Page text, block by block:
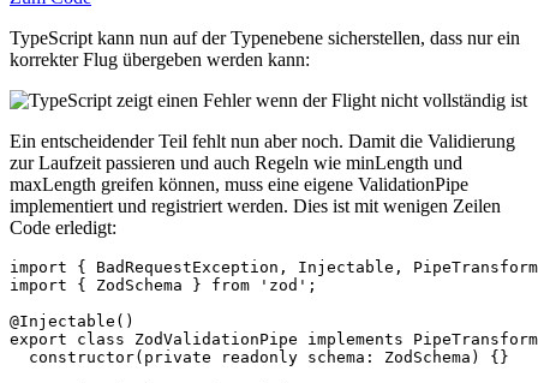
TypeScript kann nun auf der Typenebene sicherstellen, dass nur ein
korrekter Flug übergeben werden kann:
Ein entscheidender Teil fehlt nun aber noch. Damit die Validierung
zur Laufzeit passieren und auch Regeln wie minLength und
maxLength greifen können, muss eine eigene ValidationPipe
implementiert und registriert werden. Dies ist mit wenigen Zeilen
Code erledigt:
import { BadRequestException, Injectable,
import { ZodSchema } from 'zod';
@Injectable()
export class ZodValidationPipe implements
  constructor(private readonly schema: ZodSchema) {}